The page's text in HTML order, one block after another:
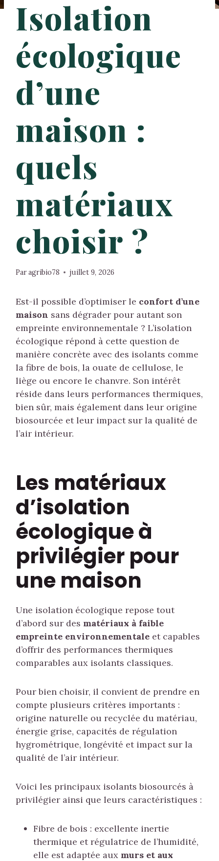
Isolation
écologique
d’une
maison :
quels
matériaux
choisir ?
Paragribio78 juillet 9, 2026
Est-il possible d’optimiser le confort d’une
maison sans dégrader pour autant son
empreinte environnementale ? L’isolation
écologique répond à cette question de
manière concrète avec des isolants comme
la fibre de bois, la ouate de cellulose, le
liège ou encore le chanvre. Son intérêt
réside dans leurs performances thermiques,
bien sûr, mais également dans leur origine
biosourcée et leur impact sur la qualité de
l’air intérieur.
Les matériaux
d’isolation
écologique à
privilégier pour
une maison
Une isolation écologique repose tout
d’abord sur des matériaux à faible
empreinte environnementale et capables
d’offrir des performances thermiques
comparables aux isolants classiques.
Pour bien choisir, il convient de prendre en
compte plusieurs critères importants :
origine naturelle ou recyclée du matériau,
énergie grise, capacités de régulation
hygrométrique, longévité et impact sur la
qualité de l’air intérieur.
Voici les principaux isolants biosourcés à
privilégier ainsi que leurs caractéristiques :
Fibre de bois : excellente inertie
thermique et régulatrice de l’humidité,
elle est adaptée aux murs et aux